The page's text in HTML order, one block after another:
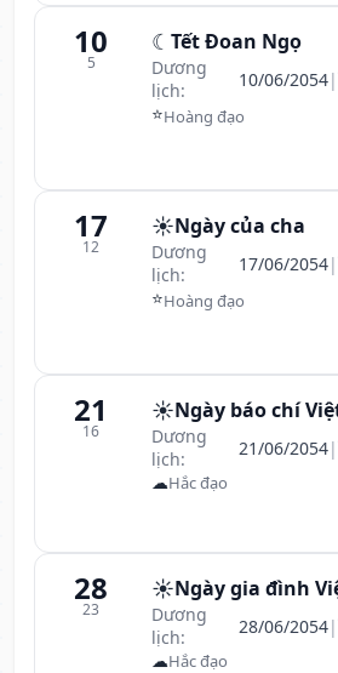
10
5
☾ Tết Đoan Ngọ
Dương
lịch:
10/06/2054|
⭐Hoàng đạo
17
12
☀️Ngày của cha
Dương
lịch:
17/06/2054|
⭐Hoàng đạo
21
16
☀️Ngày báo chí
Dương
lịch:
21/06/2054|
☁Hắc đạo
28
23
☀️Ngày gia đình
Dương
lịch:
28/06/2054|
☁Hắc đạo